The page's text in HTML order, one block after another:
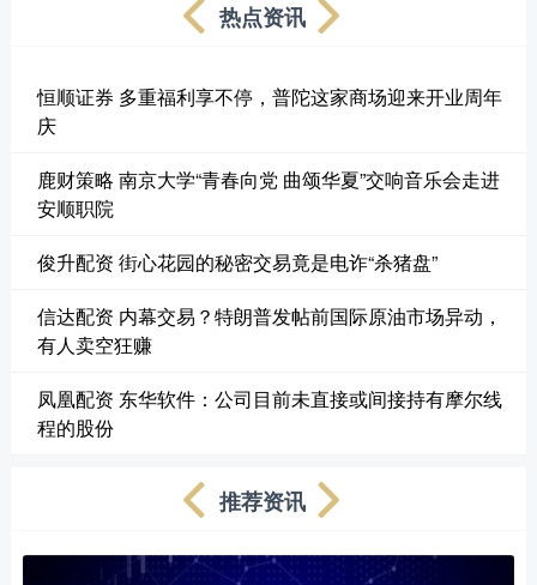
热点资讯
恒顺证券 多重福利享不停，普陀这家商场迎来开业周年
庆
鹿财策略 南京大学“青春向党 曲颂华夏”交响音乐会走进
安顺职院
俊升配资 街心花园的秘密交易竟是电诈“杀猪盘”
信达配资 内幕交易？特朗普发帖前国际原油市场异动，
有人卖空狂赚
凤凰配资 东华软件：公司目前未直接或间接持有摩尔线
程的股份
推荐资讯